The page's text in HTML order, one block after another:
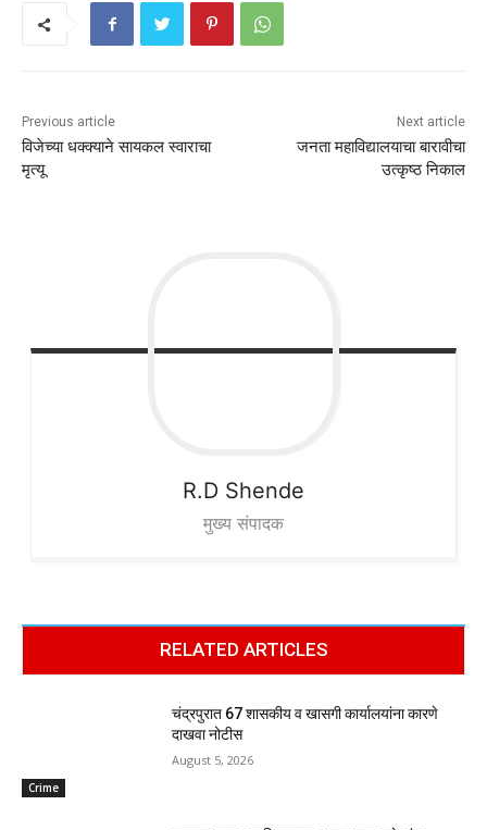
Previous article
विजेच्या धक्क्याने सायकल स्वाराचा
मृत्यू
Next article
जनता महाविद्यालयाचा बारावीचा
उत्कृष्ठ निकाल
R.D Shende
मुख्य संपादक
RELATED ARTICLES
Crime
चंद्रपुरात 67 शासकीय व खासगी कार्यालयांना कारणे
दाखवा नोटीस
August 5, 2026